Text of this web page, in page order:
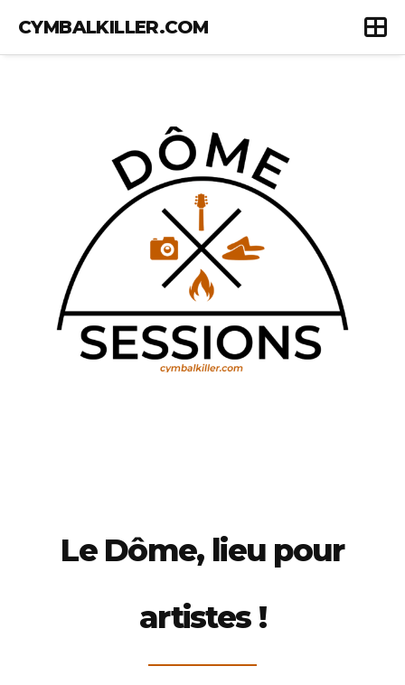
CYMBALKILLER.COM
Le Dôme, lieu pour
artistes !